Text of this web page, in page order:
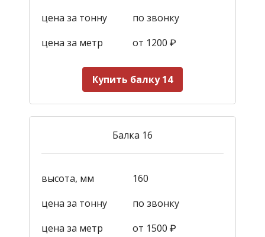
цена за тонну
по звонку
цена за метр
от 1200 ₽
Купить балку 14
Балка 16
высота, мм
160
цена за тонну
по звонку
цена за метр
от 1500 ₽